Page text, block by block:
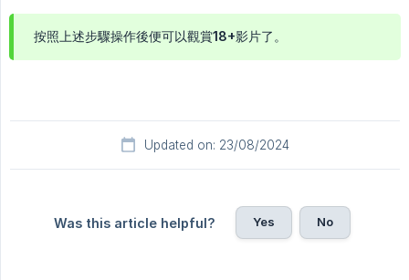
按照上述步驟操作後便可以觀賞18+影片了。
Updated on: 23/08/2024
Was this article helpful? Yes No